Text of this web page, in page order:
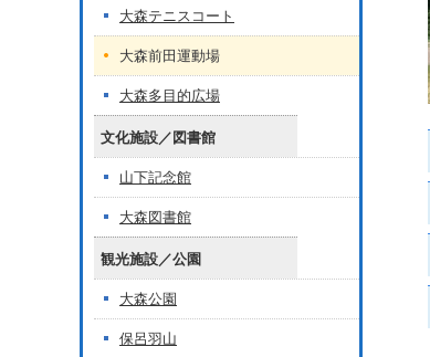
大森テニスコート
大森前田運動場
大森多目的広場
文化施設／図書館
山下記念館
大森図書館
観光施設／公園
大森公園
保呂羽山